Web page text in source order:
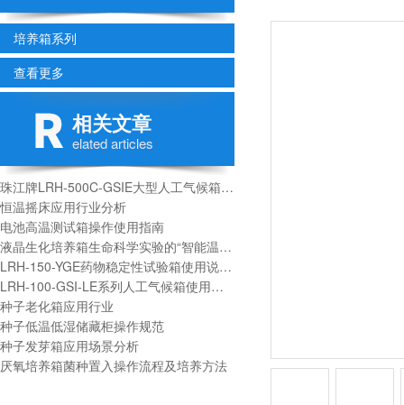
培养箱系列
查看更多
相关文章
elated articles
珠江牌LRH-500C-GSIE大型人工气候箱技术参数
恒温摇床应用行业分析
电池高温测试箱操作使用指南
液晶生化培养箱生命科学实验的“智能温室”
LRH-150-YGE药物稳定性试验箱使用说明书
LRH-100-GSI-LE系列人工气候箱使用说明书
种子老化箱应用行业
种子低温低湿储藏柜操作规范
种子发芽箱应用场景分析
厌氧培养箱菌种置入操作流程及培养方法